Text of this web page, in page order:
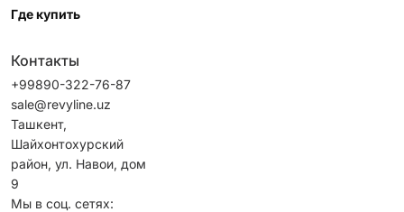
Где купить
Контакты
+99890-322-76-87
sale@revyline.uz
Ташкент,
Шайхонтохурский
район, ул. Навои, дом
9
Мы в соц. сетях: